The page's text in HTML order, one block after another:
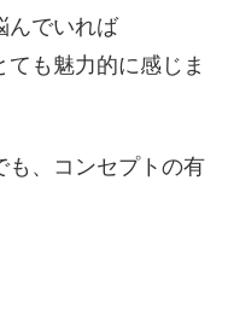
んでいれば
も魅力的に感じま
も、コンセプトの有